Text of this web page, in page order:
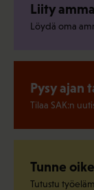
Liity
Löydä oma
Pysy ajan
Tilaa SAK:n
Tunne
Tutustu